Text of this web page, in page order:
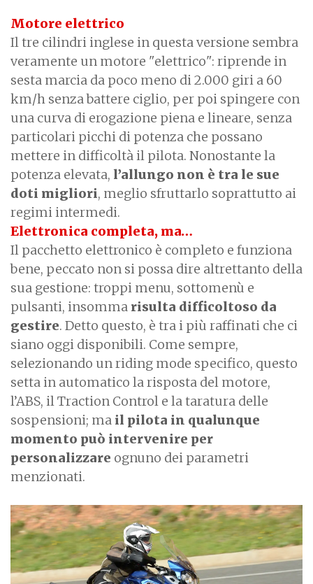
Motore elettrico
Il tre cilindri inglese in questa versione sembra
veramente un motore "elettrico": riprende in
sesta marcia da poco meno di 2.000 giri a 60
km/h senza battere ciglio, per poi spingere con
una curva di erogazione piena e lineare, senza
particolari picchi di potenza che possano
mettere in difficoltà il pilota. Nonostante la
potenza elevata, l’allungo non è tra le sue
doti migliori, meglio sfruttarlo soprattutto ai
regimi intermedi.
Elettronica completa, ma…
Il pacchetto elettronico è completo e funziona
bene, peccato non si possa dire altrettanto della
sua gestione: troppi menu, sottomenù e
pulsanti, insomma risulta difficoltoso da
gestire. Detto questo, è tra i più raffinati che ci
siano oggi disponibili. Come sempre,
selezionando un riding mode specifico, questo
setta in automatico la risposta del motore,
l’ABS, il Traction Control e la taratura delle
sospensioni; ma il pilota in qualunque
momento può intervenire per
personalizzare ognuno dei parametri
menzionati.